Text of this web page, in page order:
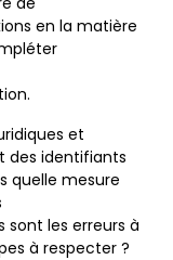
en la matière
et
des identifiants
quelle mesure
les erreurs à
à respecter ?